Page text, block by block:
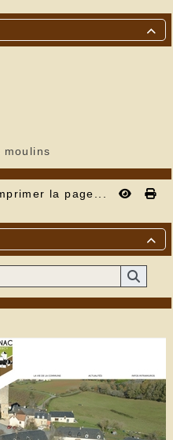

moulins
la page...
